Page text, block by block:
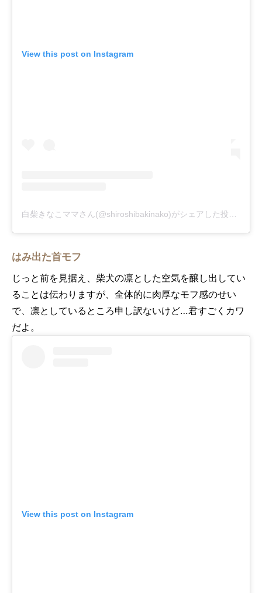
View this post on Instagram
白柴きなこママさん(@shiroshibakinako)がシェアした投稿
はみ出た首モフ
じっと前を見据え、柴犬の凛とした空気を醸し出してい
ることは伝わりますが、全体的に肉厚なモフ感のせい
で、凛としているところ申し訳ないけど…君すごくカワ
だよ。
View this post on Instagram